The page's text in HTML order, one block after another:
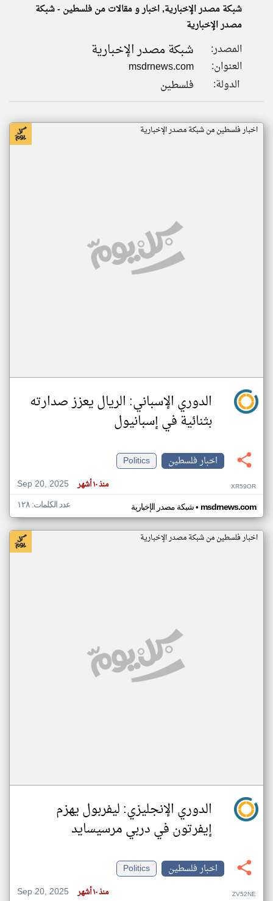
تغيير الدولة
مصادر الأخبار من فلسطين
شبكة مصدر الإخبارية, اخبار و مقالات من فلسطين - شبكة
مصدر الإخبارية
المصدر: شبكة مصدر الإخبارية
العنوان:
msdrnews.com
الدولة:
فلسطين
اخبار فلسطين من شبكة مصدر الإخبارية
الدوري الإسباني: الريال يعزز صدارته
بثنائية في إسبانيول
اخبار فلسطين
Politics
Sep 20, 2025
منذ ١٠ أشهر XR59OR
شبكة مصدر الإخبارية• msdrnews.com عدد الكلمات: ١٢٨
اخبار فلسطين من شبكة مصدر الإخبارية
الدوري الإنجليزي: ليفربول يهزم
إيفرتون في دربي مرسيسايد
اخبار فلسطين
Politics
Sep 20, 2025
منذ ١٠ أشهر ZV52NE
klyoum.com